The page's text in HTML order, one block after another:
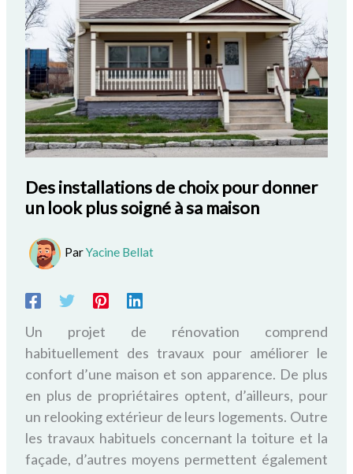
Des installations de choix pour donner
un look plus soigné à sa maison
ParYacine Bellat
Un projet de rénovation comprend
habituellement des travaux pour améliorer le
confort d’une maison et son apparence. De plus
en plus de propriétaires optent, d’ailleurs, pour
un relooking extérieur de leurs logements. Outre
les travaux habituels concernant la toiture et la
façade, d’autres moyens permettent également